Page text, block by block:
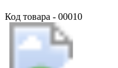
Код товара - 00010